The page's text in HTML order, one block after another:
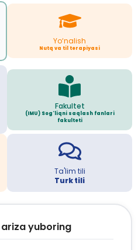
Yo‘nalish
Nutq va til terapiyasi
Fakultet
(IMU) Sog'liqni saqlash fanlari
fakulteti
Ta'lim tili
Turk tili
yuboring